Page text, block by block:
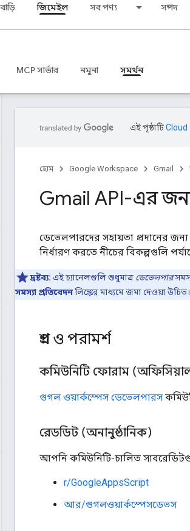
বাড়ি জিমেইল সব পণ্য সম্পদ
MCP সার্ভার নমুনা সমর্থন
এই পৃষ্ঠাটিCloud
হোম Google Workspace Gmail
Gmail API-এর
ডেভেলপারদের সহায়তা প্রদানের জন্য
নির্ধারণ করতে নীচের বিকল্পগুলি
দ্রষ্টব্য: এই চ্যানেলগুলি শুধুমাত্র ডেভেলপার
সমস্যা প্রতিবেদনলিঙ্কের মাধ্যমে জমা দেওয়া উচিত।
প্রশ্ন ও পরামর্শ
কমিউনিটি ফোরাম
গুগল ওয়ার্কস্পেস ডেভেলপারস
রেডডিট (অনানুষ্ঠানিক)
আপনি কমিউনিটি-চালিত
r/GoogleAppsScript
আর/গুগলওয়ার্কস্পেসডেভস